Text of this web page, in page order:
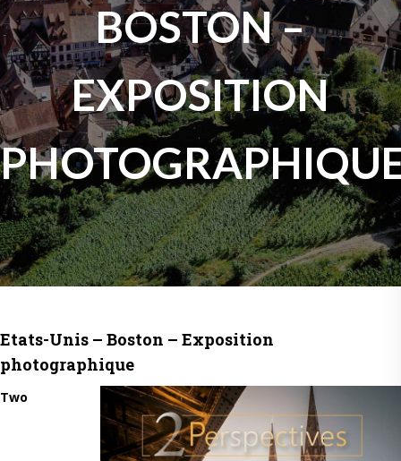
BOSTON –
EXPOSITION
Etats-Unis – Boston – Exposition
photographique
Two